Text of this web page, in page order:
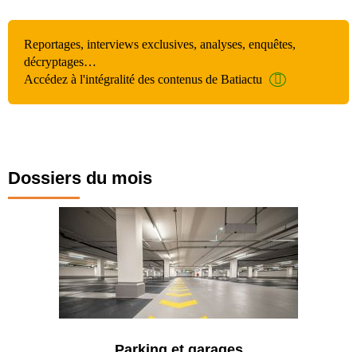
Reportages, interviews exclusives, analyses, enquêtes,
décryptages…
Accédez à l'intégralité des contenus de Batiactu
Dossiers du mois